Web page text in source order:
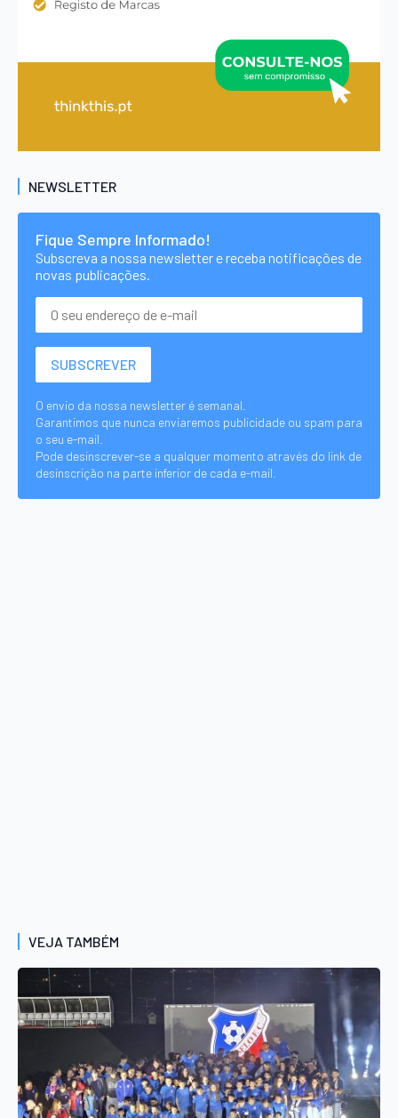
NEWSLETTER
Fique Sempre Informado!
Subscreva a nossa newsletter e receba notificações de
novas publicações.
O envio da nossa newsletter é semanal.
Garantimos que nunca enviaremos publicidade ou spam para
o seu e-mail.
Pode desinscrever-se a qualquer momento através do link de
desinscrição na parte inferior de cada e-mail.
VEJA TAMBÉM